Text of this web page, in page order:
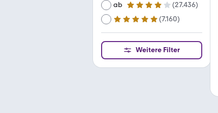
ab
4 Sterne (27.436)
ab
5 Sterne (7.160)
Weitere Filter